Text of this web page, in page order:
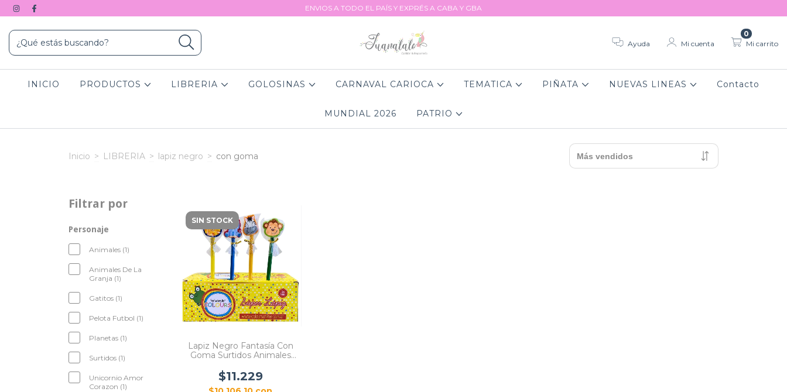
ENVIOS A TODO EL PAÍS Y EXPRÉS A CABA Y GBA
Ayuda Mi cuenta Mi carrito
0
INICIO PRODUCTOS LIBRERIA GOLOSINAS CARNAVAL CARIOCA TEMATICA PIÑATA NUEVAS LINEAS Contacto
MUNDIAL 2026 PATRIO
Inicio > LIBRERIA > lapiz negro > con goma
Filtrar por
Personaje
Animales (1)
Animales De La
Granja (1)
Gatitos (1)
Pelota Futbol (1)
Planetas (1)
Surtidos (1)
Unicornio Amor
Corazon (1)
SIN STOCK
Lapiz Negro Fantasía Con
Goma Surtidos Animales
Souvenirs X 10 U.
$11.229